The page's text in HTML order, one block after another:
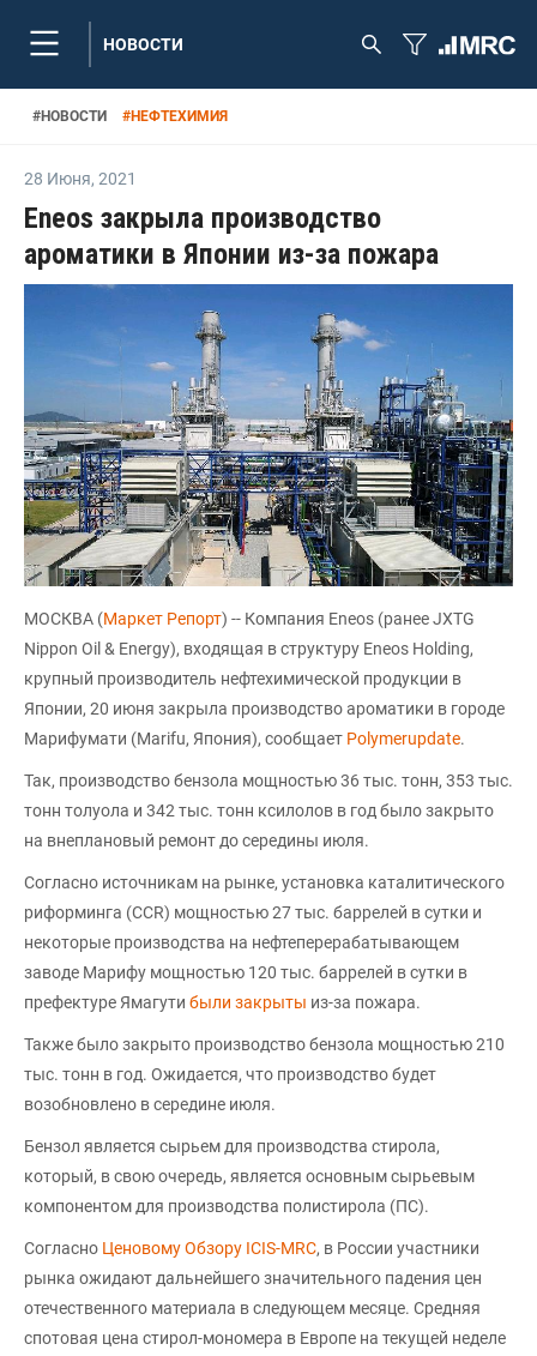
НОВОСТИ
#НОВОСТИ #НЕФТЕХИМИЯ
28 Июня, 2021
Eneos закрыла производство
ароматики в Японии из-за пожара
МОСКВА (Маркет Репорт) -- Компания Eneos (ранее JXTG
Nippon Oil & Energy), входящая в структуру Eneos Holding,
крупный производитель нефтехимической продукции в
Японии, 20 июня закрыла производство ароматики в городе
Марифумати (Marifu, Япония), сообщает Polymerupdate.
Так, производство бензола мощностью 36 тыс. тонн, 353 тыс.
тонн толуола и 342 тыс. тонн ксилолов в год было закрыто
на внеплановый ремонт до середины июля.
Согласно источникам на рынке, установка каталитического
риформинга (CCR) мощностью 27 тыс. баррелей в сутки и
некоторые производства на нефтеперерабатывающем
заводе Марифу мощностью 120 тыс. баррелей в сутки в
префектуре Ямагути были закрыты из-за пожара.
Также было закрыто производство бензола мощностью 210
тыс. тонн в год. Ожидается, что производство будет
возобновлено в середине июля.
Бензол является сырьем для производства стирола,
который, в свою очередь, является основным сырьевым
компонентом для производства полистирола (ПС).
Согласно Ценовому Обзору ICIS-MRC, в России участники
рынка ожидают дальнейшего значительного падения цен
отечественного материала в следующем месяце. Средняя
спотовая цена стирол-мономера в Европе на текущей неделе